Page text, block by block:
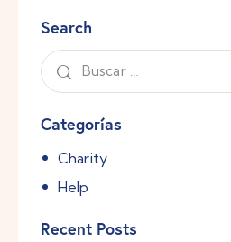
Search
Categorías
Charity
Help
Recent Posts